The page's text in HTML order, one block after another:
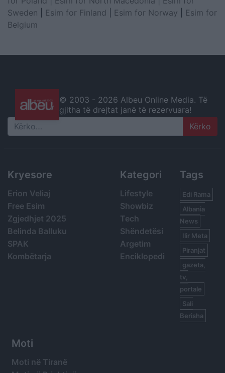
Sweden
Esim for Finland Esim for Norway
Esim for
Belgium
© 2003 - 2026 Albeu Online Media. Të
gjitha të drejtat janë të rezervuara!
Search
Kryesore
Erion Veliaj
Free Esim
Zgjedhjet 2025
Belinda Balluku
SPAK
Kombëtarja
Kategori
Lifestyle
Showbiz
Tech
Shëndetësi
Argetim
Enciklopedi
Tags
Edi Rama
Albania
News
Ilir Meta
Piranjat
gazeta,
tv,
portale
Sali
Berisha
Moti
Moti në Tiranë